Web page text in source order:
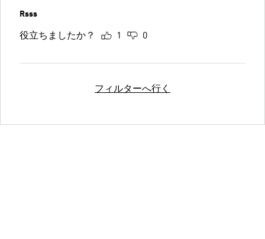
Rsss
役立ちましたか？ 1 0
フィルターへ行く